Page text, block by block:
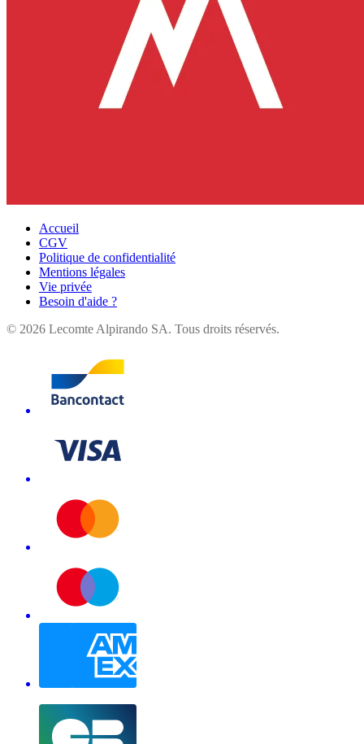
Accueil
CGV
Politique de confidentialité
Mentions légales
Vie privée
Besoin d'aide ?
© 2026 Lecomte Alpirando SA. Tous droits réservés.